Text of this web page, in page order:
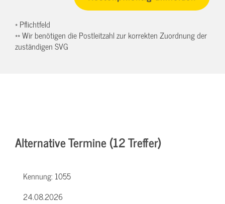
* Pflichtfeld
** Wir benötigen die Postleitzahl zur korrekten Zuordnung der
zuständigen SVG
Alternative Termine (12 Treffer)
Kennung: 1055
24.08.2026